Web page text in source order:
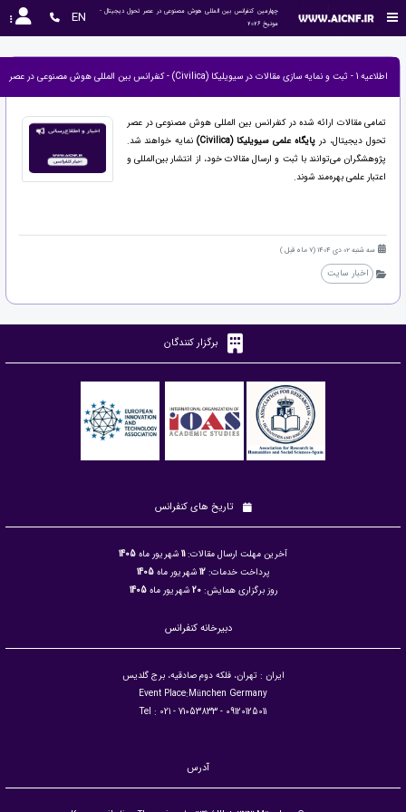
مونیخ 2026
EN
اطلاعیه 1 - ثبت و نمایه سازی مقالات در سیویلیکا (Civilica) - کنفرانس بین المللی هوش مصنوعی در عصر تحول دیجیتال| مونیخ
تمامی مقالات ارائه شده در کنفرانس بین المللی هوش مصنوعی در عصر
تحول دیجیتال، در پایگاه علمی سیویلیکا (Civilica)
نمایه خواهند شد.
پژوهشگران می‌توانند با ثبت و ارسال مقالات خود، از انتشار بین‌المللی و
اعتبار علمی بهره‌مند شوند.
سه شنبه 02 دی 1404 (7 ماه قبل )
اخبار سایت
برگزار کنندگان
تاریخ های کنفرانس
آخرین مهلت ارسال مقالات:11 شهریور ماه 1405
پرداخت خدمات:12 شهریور ماه1405
روز برگزاری همایش:20 شهریور ماه1405
دبیرخانه کنفرانس
ایران : تهران، فلکه دوم صادقیه، برج گلدیس
Event Place:München Germany
09120125011 - Tel : 021 - 71053833
آدرس